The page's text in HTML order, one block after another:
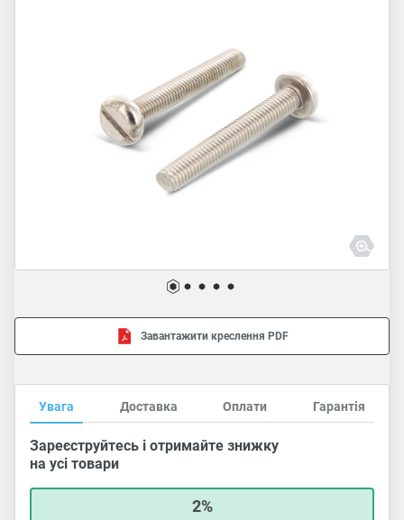
Завантажити креслення PDF
Увага Доставка Оплати Гарантія
Зареєструйтесь і отримайте знижку
на усі товари
2%